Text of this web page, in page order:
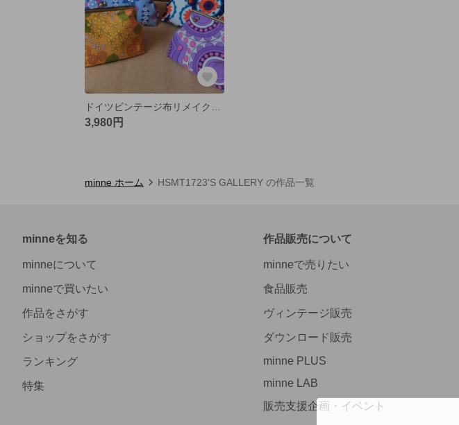
3,980円
minne ホーム HSMT1723'S GALLERY の作品一覧
minneを知る
minneについて
minneで買いたい
作品をさがす
ショップをさがす
ランキング
特集
作品販売について
minneで売りたい
食品販売
ヴィンテージ販売
ダウンロード販売
minne PLUS
minne LAB
販売支援企画・イベント